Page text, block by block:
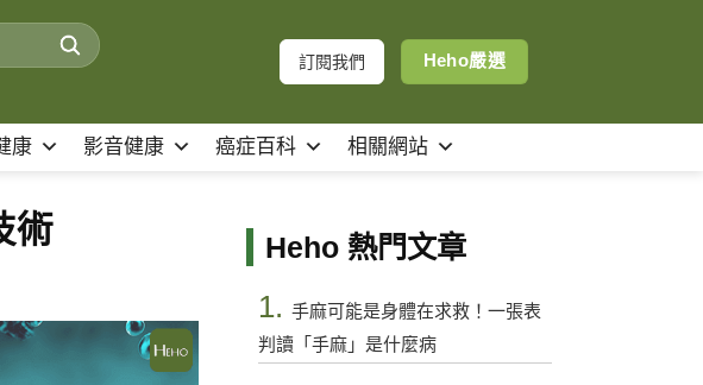
訂閱我們 Heho嚴選
康 影音健康 癌症百科 相關網站
術 Heho 熱門文章
1. 手麻可能是身體在求救！一張表
判讀「手麻」是什麼病